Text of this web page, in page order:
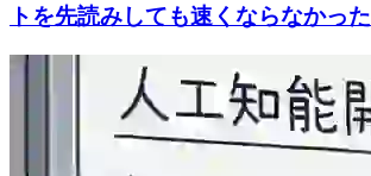
トを先読みしても速くならなかった